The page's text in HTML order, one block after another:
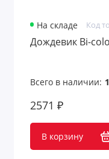
На складе Код
Дождевик Bi-
Всего в наличии: 1
2571 ₽
В корзину